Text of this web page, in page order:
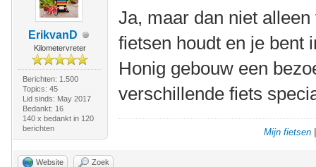
ErikvanD
Kilometervreter
Berichten: 1.500
Topics: 45
Lid sinds: May 2017
Bedankt: 16
140 x bedankt in 120
berichten
Ja, maar dan niet
fietsen houdt en je bent
Honig gebouw een
verschillende fiets
Mijn fietsen
Website Zoek